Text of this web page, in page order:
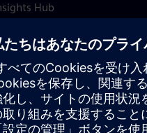
Hub